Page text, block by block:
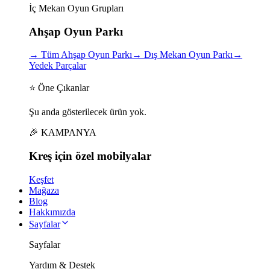
İç Mekan Oyun Grupları
Ahşap Oyun Parkı
→ Tüm Ahşap Oyun Parkı→ Dış Mekan Oyun Parkı→
Yedek Parçalar
⭐ Öne Çıkanlar
Şu anda gösterilecek ürün yok.
🎉 KAMPANYA
Kreş için özel mobilyalar
Keşfet
Mağaza
Blog
Hakkımızda
Sayfalar
Sayfalar
Yardım & Destek